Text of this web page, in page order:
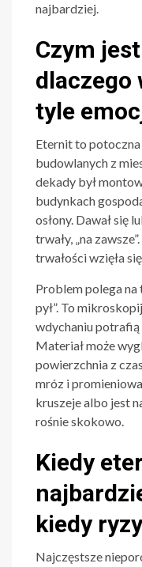
najbardziej.
Czym
dlaczego
tyle
Eternit to potoczna
budowlanych z
dekady był
budynkach
osłony. Dawał się
trwały, „na
trwałości wzięła
Problem polega na
pył”. To
wdychaniu potrafią
Materiał może
powierzchnia z
mróz i
kruszeje albo jest
rośnie skokowo.
Kiedy
kiedy
Najczęstsze